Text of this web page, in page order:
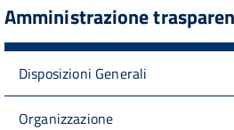
Amministrazione
Disposizioni Generali
Organizzazione